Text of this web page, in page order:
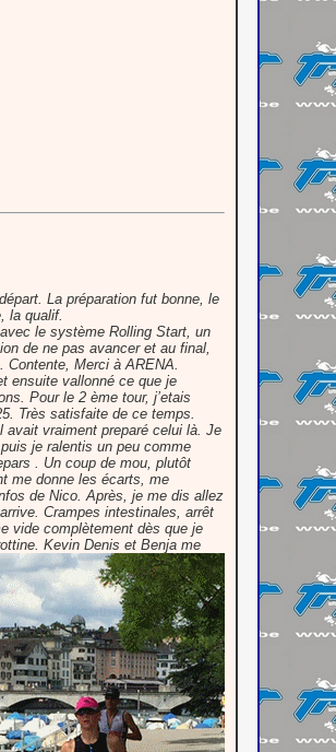
La préparation fut bonne, le
la qualif.
le système Rolling Start, un
de ne pas avancer et au final,
Contente, Merci à ARENA.
ensuite vallonné ce que je
Pour le 2 ème tour, j’etais
Très satisfaite de ce temps.
avait vraiment preparé celui là. Je
je ralentis un peu comme
. Un coup de mou, plutôt
me donne les écarts, me
de Nico. Après, je me dis allez
Crampes intestinales, arrêt
vide complètement dès que je
Kevin Denis et Benja me